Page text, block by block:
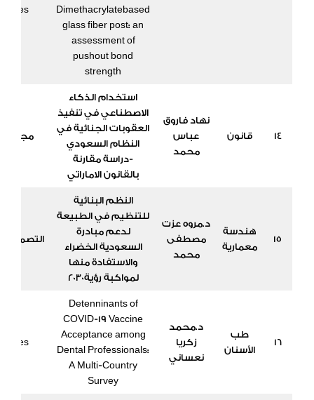
Dimethacrylatebased
glass fiber post: an
assessment of
pushout bond
strength
14 قانون
نهاد فاروق
عباس
محمد
استخدام الذكاء
الاصطناعي في تنفيذ
العقوبات الجنائية في
النظام السعودي
-دراسة مقارنة
بالقانون الاماراتي
مجلة
15
هندسة
معمارية
د.مروه عزت
مصطفى
محمد
النظم البنائية
للتنظيم في الطبيعة
لدعم مبادرة
السعودية الخضراء
والاستفادة منها
لمواكبة رؤية2030
التصميم
16
طب
الأسنان
د.محمد
زكريا
نعساني
Detenninants of
COVID-19 Vaccine
Acceptance among
Dental Professionals:
A Multi-Country
Survey